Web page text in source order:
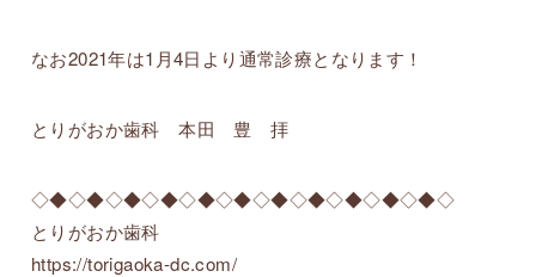
なお2021年は1月4日より通常診療となります！
とりがおか歯科 本田 豊 拝
◇◆◇◆◇◆◇◆◇◆◇◆◇◆◇◆◇◆◇◆◇◆◇
とりがおか歯科
https://torigaoka-dc.com/